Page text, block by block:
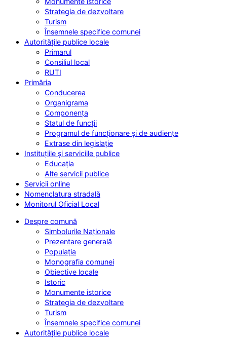
Strategia de dezvoltare
Turism
Însemnele specifice comunei
Autoritățile publice locale
Primarul
Consiliul local
RUTI
Primăria
Conducerea
Organigrama
Componența
Statul de funcții
Programul de funcționare și de audiențe
Extrase din legislație
Instituțiile și serviciile publice
Educația
Alte servicii publice
Servicii online
Nomenclatura stradală
Monitorul Oficial Local
Despre comună
Simbolurile Naționale
Prezentare generală
Populația
Monografia comunei
Obiective locale
Istoric
Monumente istorice
Strategia de dezvoltare
Turism
Însemnele specifice comunei
Autoritățile publice locale